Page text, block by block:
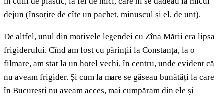
dejun (însoțite de cîte un pachet, minuscul și el, de unt).
De altfel, unul din motivele legendei cu Zîna Mării era lipsa
frigiderului. Cînd am fost cu părinții la Constanța, la o
filmare, am stat la un hotel vechi, în centru, unde evident că
nu aveam frigider. Și cum la mare se găseau bunătăți la care
în București nu aveam acces, mai cumpăram din ele și